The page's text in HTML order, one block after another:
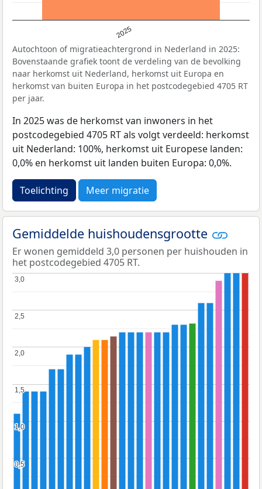
2025
Autochtoon of migratieachtergrond in Nederland in 2025:
Bovenstaande grafiek toont de verdeling van de bevolking
naar herkomst uit Nederland, herkomst uit Europa en
herkomst van buiten Europa in het postcodegebied 4705 RT
per jaar.
In 2025 was de herkomst van inwoners in het
postcodegebied 4705 RT als volgt verdeeld: herkomst
uit Nederland: 100%, herkomst uit Europese landen:
0,0% en herkomst uit landen buiten Europa: 0,0%.
Toelichting Meer migratie
Gemiddelde huishoudensgrootte
Er wonen gemiddeld 3,0 personen per huishouden in
het postcodegebied 4705 RT.
0,5
0,5
1,0
1,0
1,5
1,5
2,0
2,0
2,5
2,5
3,0
3,0